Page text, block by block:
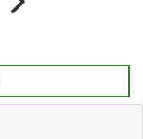
Próximo